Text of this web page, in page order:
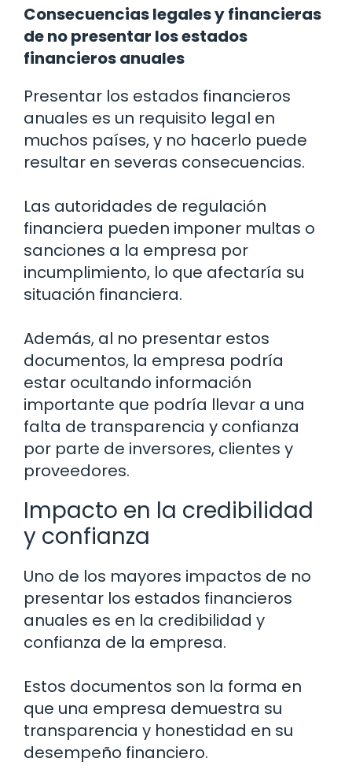
Consecuencias legales y financieras
de no presentar los estados
financieros anuales
Presentar los estados financieros
anuales es un requisito legal en
muchos países, y no hacerlo puede
resultar en severas consecuencias.
Las autoridades de regulación
financiera pueden imponer multas o
sanciones a la empresa por
incumplimiento, lo que afectaría su
situación financiera.
Además, al no presentar estos
documentos, la empresa podría
estar ocultando información
importante que podría llevar a una
falta de transparencia y confianza
por parte de inversores, clientes y
proveedores.
Impacto en la credibilidad
y confianza
Uno de los mayores impactos de no
presentar los estados financieros
anuales es en la credibilidad y
confianza de la empresa.
Estos documentos son la forma en
que una empresa demuestra su
transparencia y honestidad en su
desempeño financiero.